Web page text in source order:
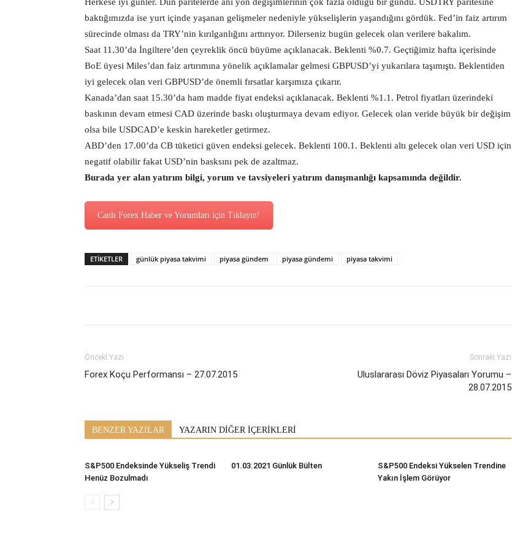
baktığımızda ise yurt içinde yaşanan gelişmeler nedeniyle yükselişlerin yaşandığını gördük. Fed’in faiz artırım
sürecinde olması da TRY’nin kırılganlığını arttırıyor. Dilerseniz bugün gelecek olan verilere bakalım.
Saat 11.30’da İngiltere’den çeyreklik öncü büyüme açıklanacak. Beklenti %0.7. Geçtiğimiz hafta içerisinde
BoE üyesi Miles’dan faiz artırımına yönelik açıklamalar gelmesi GBPUSD’yi yukarılara taşımıştı. Beklentiden
iyi gelecek olan veri GBPUSD’de önemli fırsatlar karşımıza çıkarır.
Kanada’dan saat 15.30’da ham madde fiyat endeksi açıklanacak. Beklenti %1.1. Petrol fiyatları üzerindeki
baskının devam etmesi CAD üzerinde baskı oluşturmaya devam ediyor. Gelecek olan veride büyük bir değişim
olsa bile USDCAD’e keskin hareketler getirmez.
ABD’den 17.00’da CB tüketici güven endeksi gelecek. Beklenti 100.1. Beklenti altı gelecek olan veri USD için
negatif olabilir fakat USD’nin basksını pek de azaltmaz.
Burada yer alan yatırım bilgi, yorum ve tavsiyeleri yatırım danışmanlığı kapsamında değildir.
Canlı Forex Haber ve Yorumları için Tıklayın!
ETİKETLER günlük piyasa takvimi piyasa gündem piyasa gündemi piyasa takvimi
Önceki Yazı
Forex Koçu Performansı – 27.07.2015
Sonraki Yazı
Uluslararası Döviz Piyasaları Yorumu –
28.07.2015
BENZER YAZILAR YAZARIN DİĞER İÇERİKLERİ
S&P500 Endeksinde Yükseliş Trendi
Henüz Bozulmadı
01.03.2021 Günlük Bülten
S&P500 Endeksi Yükselen Trendine
Yakın İşlem Görüyor